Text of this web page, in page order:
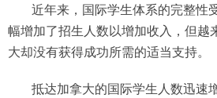
近年来，国际学生体系的完整性
幅增加了招生人数以增加收入，但越
大却没有获得成功所需的适当支持。
抵达加拿大的国际学生人数迅速